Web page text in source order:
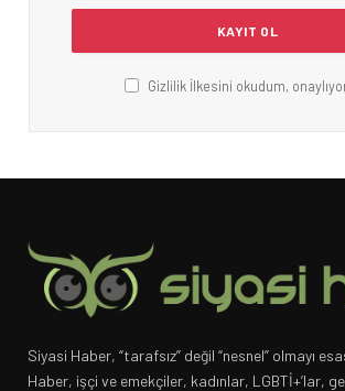
Gizlilik İlkesini okudum,
Siyasi Haber, “tarafsız” değil “nesnel” olmayı
Haber, işçi ve emekçiler, kadınlar, LGBTİ+’lar,